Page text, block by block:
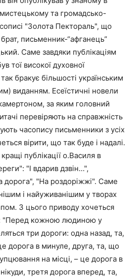
мистецькому та громадсько-
"Золота Пектораль", що
письменник-“афганець”
Саме завдяки публікаціям
тої високої духовної
бракує більшості українським
виданням. Есеїстичні новели
за яким головний
перевіряють на справжність
часопису письменники з усіх
вірити, що так буде і надалі.
публікації о.Василя в
"І вдарив дзвін…",
дорога", "На роздоріжжі". Саме
і найуживанішим у творах
З цього приводу хочеться
"Перед кожною людиною у
три дороги: одна назад, та,
дорога в минуле, друга, та, що
на місці, – це дорога в
третя дорога вперед, та,